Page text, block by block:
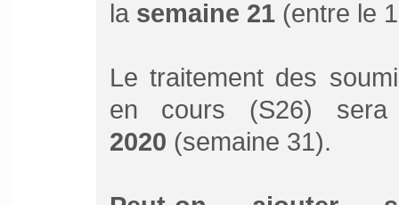
la semaine 21(entre le
Le traitement des
en cours (S26)
2020 (semaine 31).